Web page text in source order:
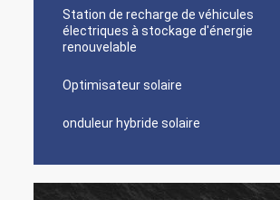
Station de recharge de véhicules
électriques à stockage d'énergie
renouvelable
Optimisateur solaire
onduleur hybride solaire